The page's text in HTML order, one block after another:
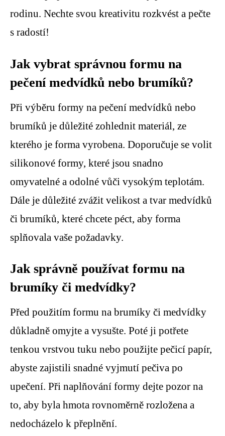
rodinu. Nechte svou kreativitu rozkvést a pečte
s radostí!
Jak vybrat správnou formu na
pečení medvídků nebo brumíků?
Při výběru formy na pečení medvídků nebo
brumíků je důležité zohlednit materiál, ze
kterého je forma vyrobena. Doporučuje se volit
silikonové formy, které jsou snadno
omyvatelné a odolné vůči vysokým teplotám.
Dále je důležité zvážit velikost a tvar medvídků
či brumíků, které chcete péct, aby forma
splňovala vaše požadavky.
Jak správně používat formu na
brumíky či medvídky?
Před použitím formu na brumíky či medvídky
důkladně omyjte a vysušte. Poté ji potřete
tenkou vrstvou tuku nebo použijte pečicí papír,
abyste zajistili snadné vyjmutí pečiva po
upečení. Při naplňování formy dejte pozor na
to, aby byla hmota rovnoměrně rozložena a
nedocházelo k přeplnění.